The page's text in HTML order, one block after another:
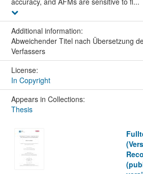
Additional information:
Abweichender Titel nach Übersetzung
Verfassers
License:
In Copyright
Appears in Collections:
Thesis